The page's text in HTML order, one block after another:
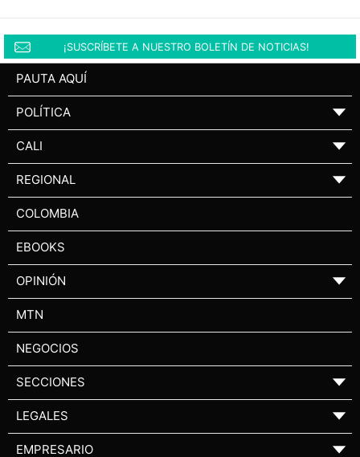
¡SUSCRÍBETE A NUESTRO BOLETÍN DE NOTICIAS!
PAUTA AQUÍ
POLÍTICA ▼
CALI ▼
REGIONAL ▼
COLOMBIA
EBOOKS
OPINIÓN ▼
MTN
NEGOCIOS
SECCIONES ▼
LEGALES ▼
EMPRESARIO ▼